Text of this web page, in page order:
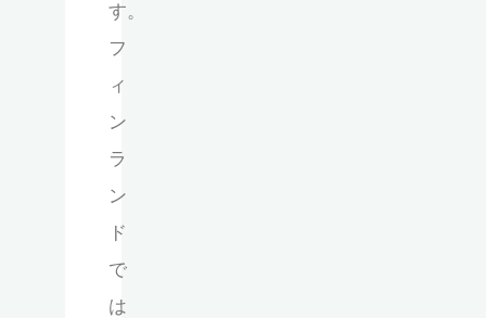
す。
フ
ィ
ン
ラ
ン
ド
で
は